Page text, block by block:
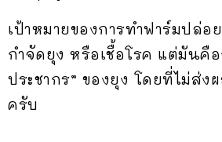
เป้าหมายของการทำฟาร์มปล่อ
กำจัดยุง หรือเชื้อโรค แต่มันคื
ประชากร” ของยุง โดยที่ไม่ส่
ครับ